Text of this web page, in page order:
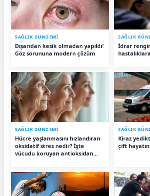
SAĞLIK GÜNDEMİ
Dışarıdan kesik olmadan yapıldı!
Göz sorununa modern çözüm
SAĞLIK
İdrar
SAĞLIK GÜNDEMİ
Hücre yaşlanmasını hızlandıran
oksidatif stres nedir? İşte
vücudu koruyan antioksidan
SAĞLIK
Kiraz
çift